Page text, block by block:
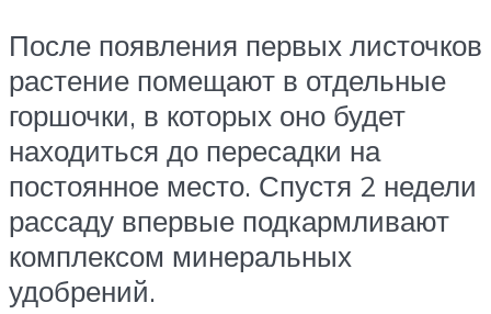
После появления первых листочков
растение помещают в отдельные
горшочки, в которых оно будет
находиться до пересадки на
постоянное место. Спустя 2 недели
рассаду впервые подкармливают
комплексом минеральных
удобрений.